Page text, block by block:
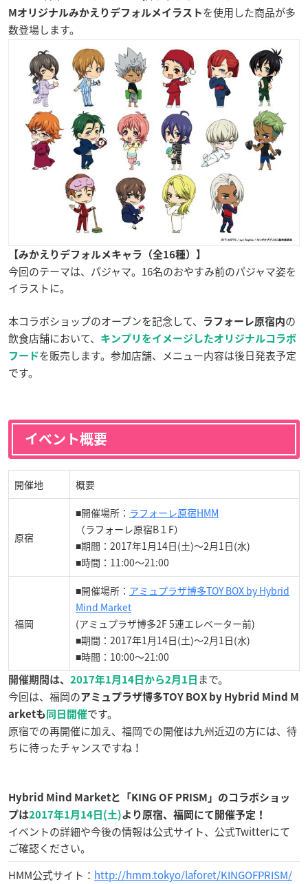
Mオリジナルみかえりデフォルメイラスト を使用した商品が多
数登場します。
【みかえりデフォルメキャラ（全16種）】
今回のテーマは、パジャマ。16名のおやすみ前のパジャマ姿を
イラストに。
本コラボショップのオープンを記念して、 ラフォーレ原宿内の
飲食店舗において、
キンプリをイメージしたオリジナルコラボ
フードを販売します。参加店舗、メニュー内容は後日発表予定
です。
イベント概要
開催地 概要
原宿
■開催場所： ラフォーレ原宿HMM
（ラフォーレ原宿B１F）
■期間：2017年1月14日(土)～2月1日(水)
■時間：11:00～21:00
福岡
■開催場所： アミュプラザ博多TOY BOX by Hybrid
Mind Market
(アミュプラザ博多2F 5連エレベーター前)
■期間：2017年1月14日(土)～2月1日(水)
■時間：10:00～21:00
開催期間は、 2017年1月14日から2月1日 まで。
今回は、福岡のアミュプラザ博多TOY BOX by Hybrid Mind M
arketも 同日開催です。
原宿での再開催に加え、福岡での開催は九州近辺の方には、待
ちに待ったチャンスですね！
Hybrid Mind Marketと「KING OF PRISM」のコラボショッ
プは2017年1月14日(土)より原宿、福岡にて開催予定！
イベントの詳細や今後の情報は公式サイト、公式Twitterにて
ご確認ください。
HMM公式サイト： http://hmm.tokyo/laforet/KINGOFPRISM/